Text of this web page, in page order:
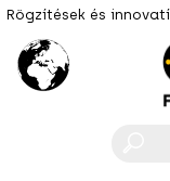
Rögzítések és